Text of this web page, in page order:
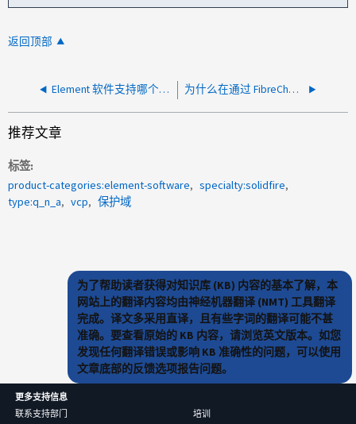
返回顶部
Element 软件支持哪个 IOMeter 版本？ 为什么在通过 FibreChannel （ SFFCs ）目标访问的 SolidFire 卷上观察到高写入延迟？
推荐文章
标签
product-categories:element-software
specialty:solidfire
type:q_n_a
vcp 保护域
为了帮助读者获得对知识库 (KB) 内容的基本了解，本
网站上的翻译内容均由神经机器翻译 (NMT) 工具翻译
完成。译文多采用直译，且有些字词的翻译可能不甚
准确。要查看原始的 KB 内容，请浏览英文版本。如您
发现任何翻译错误或影响 KB 准确性的问题，可以使用
文章底部的反馈选项报告问题。
更多支持信息
联系支持部门
培训